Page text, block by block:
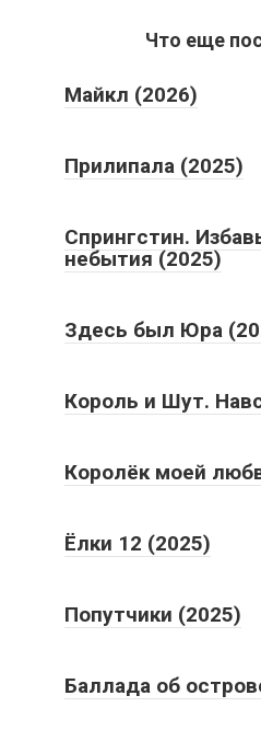
Что еще
Майкл (2026)
Прилипала (2025)
Спрингстин.
небытия (2025)
Здесь был Юра
Король и Шут.
Королёк моей
Ёлки 12 (2025)
Попутчики (2025)
Баллада об